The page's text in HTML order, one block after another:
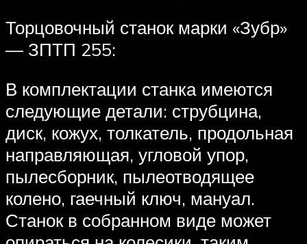
Торцовочный станок марки «Зубр»
— ЗПТП 255:
В комплектации станка имеются
следующие детали: струбцина,
диск, кожух, толкатель, продольная
направляющая, угловой упор,
пылесборник, пылеотводящее
колено, гаечный ключ, мануал.
Станок в собранном виде может